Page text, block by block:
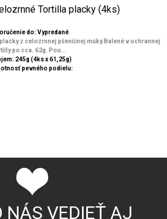
Tortilla placky (4ks)
do: Vypredané
z celozrnnej pšeničnej múky.Balené v ochrannej
po cca. 62g. Pou...
245g (4ks x 61,25g)
pevného podielu:
NÁS VEDIEŤ AJ